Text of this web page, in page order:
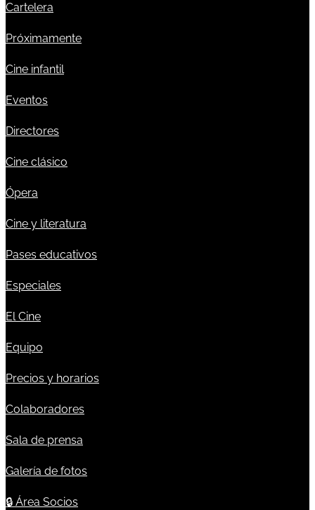
Cartelera
Próximamente
Cine infantil
Eventos
Directores
Cine clásico
Ópera
Cine y literatura
Pases educativos
Especiales
El Cine
Equipo
Precios y horarios
Colaboradores
Sala de prensa
Galería de fotos
🔒 Área Socios